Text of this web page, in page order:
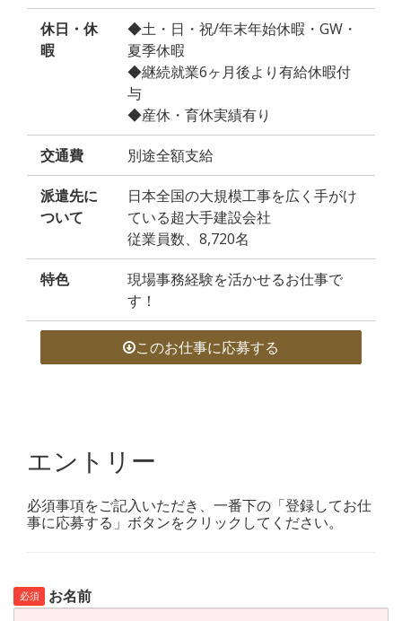
休日・休
暇
◆土・日・祝/年末年始休暇・GW・
夏季休暇
◆継続就業6ヶ月後より有給休暇付
与
◆産休・育休実績有り
交通費 別途全額支給
派遣先に
ついて
日本全国の大規模工事を広く手がけ
ている超大手建設会社
従業員数、8,720名
特色
現場事務経験を活かせるお仕事で
す！
このお仕事に応募する
エントリー
必須事項をご記入いただき、一番下の「登録してお仕
事に応募する」ボタンをクリックしてください。
必須 お名前